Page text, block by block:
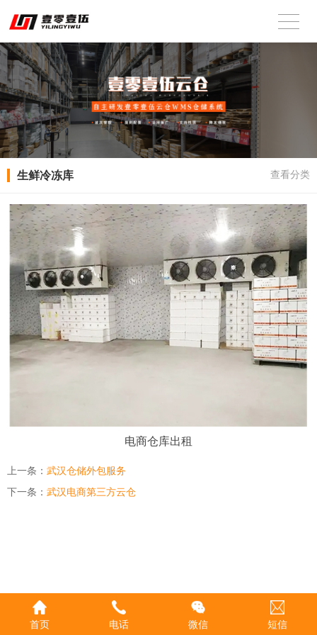
生鲜冷冻库 查看分类
电商仓库出租
上一条： 武汉仓储外包服务
下一条： 武汉电商第三方云仓
首页 电话 微信 短信